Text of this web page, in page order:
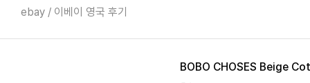
ebay / 이베이 영국 후기
BOBO CHOSES Beige